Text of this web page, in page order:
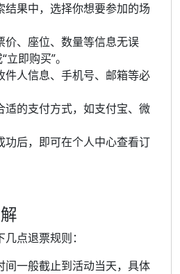
结果中，选择你想要参加的场
价、座位、数量等信息无误
立即购买”。
件人信息、手机号、邮箱等必
适的支付方式，如支付宝、微
功后，即可在个人中心查看订
点退票规则：
间一般截止到活动当天，具体